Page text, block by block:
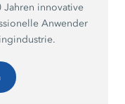
innovative
Anwender